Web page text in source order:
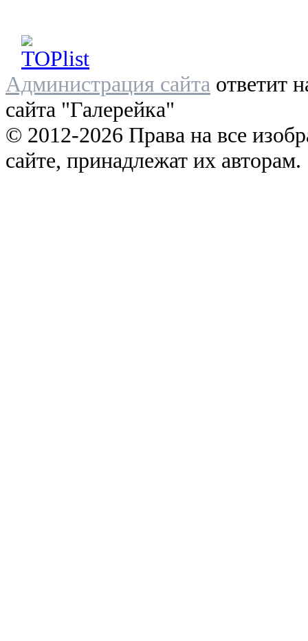
Администрация сайта ответит
сайта "Галерейка"
© 2012-2026 Права на все
сайте, принадлежат их авторам.